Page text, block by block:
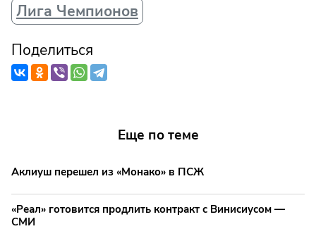
Лига Чемпионов
Поделиться
Еще по теме
Аклиуш перешел из «Монако» в ПСЖ
«Реал» готовится продлить контракт с Винисиусом —
СМИ